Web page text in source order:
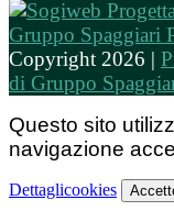
Copyright 2026 |
di Gruppo
Questo sito
navigazione
Dettaglicookies